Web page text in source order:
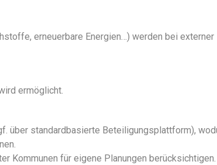
erneuerbare Energien…) werden bei externer
ermöglicht.
über standardbasierte Beteiligungsplattform),
Kommunen für eigene Planungen berücksichtigen.